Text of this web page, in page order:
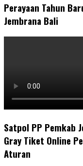
Perayaan Tahun
Jembrana Bali
Satpol PP Pemkab
Gray Tiket Online
Aturan